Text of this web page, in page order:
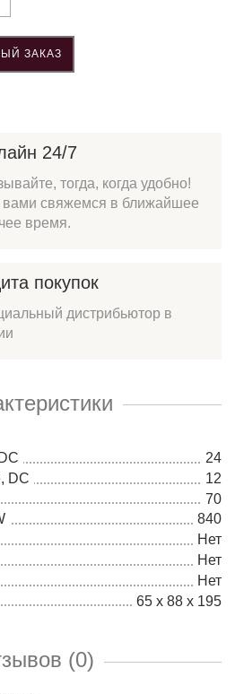
ЗАКАЗ
24/7
тогда, когда удобно!
свяжемся в ближайшее
время.
покупок
дистрибьютор в
24
DC
12
70
840
Нет
Нет
Нет
65 x 88 x 195
(0)